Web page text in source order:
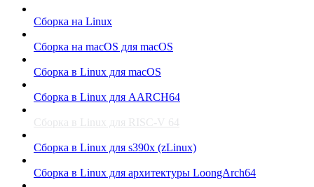
Сборка на Linux
Сборка на macOS для macOS
Сборка в Linux для macOS
Сборка в Linux для AARCH64
Сборка в Linux для RISC-V 64
Сборка в Linux для s390x (zLinux)
Сборка в Linux для архитектуры LoongArch64